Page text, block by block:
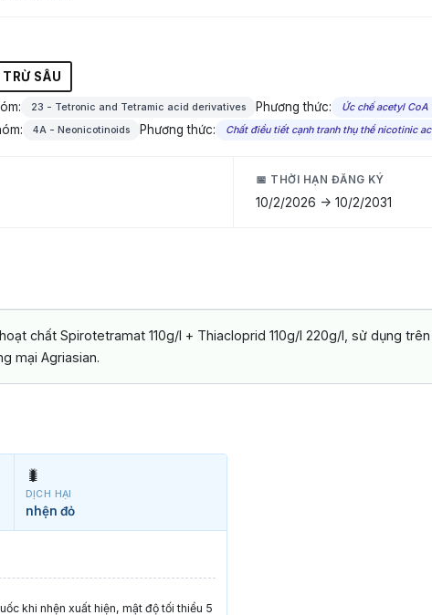
SÂU
23 - Tetronic and Tetramic acid derivatives Phương thức: Ức chế acetyl
4A - Neonicotinoids Phương thức: Chất điều tiết cạnh tranh thụ thể nicotinic
📅 THỜI HẠN ĐĂNG KÝ
10/2/2026 -> 10/2/2031
chất Spirotetramat 110g/l + Thiacloprid 110g/l 220g/l, sử dụng
mại Agriasian.
🐛
DỊCH HẠI
nhện đỏ
khi nhện xuất hiện, mật độ tối thiểu 5